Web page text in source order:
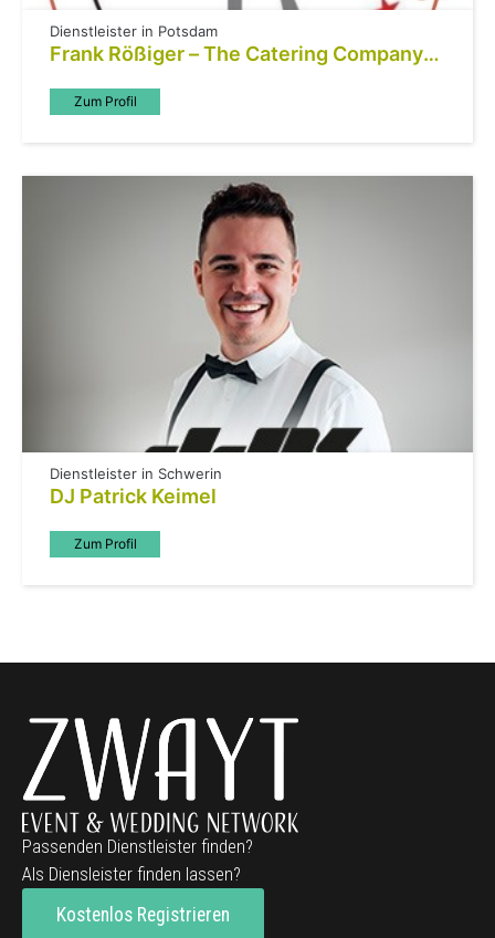
Dienstleister in Potsdam
Frank Rößiger – The Catering Company
Zum Profil
Dienstleister in Schwerin
DJ Patrick Keimel
Zum Profil
Passenden Dienstleister finden?
Als Diensleister finden lassen?
Kostenlos Registrieren